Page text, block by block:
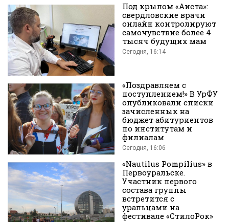
Под крылом «Аиста»:
свердловские врачи
онлайн контролируют
самочувствие более 4
тысяч будущих мам
Сегодня, 16:14
«Поздравляем с
поступлением!» В УрФУ
опубликовали списки
зачисленных на
бюджет абитуриентов
по институтам и
филиалам
Сегодня, 16:06
«Nautilus Pompilius» в
Первоуральске.
Участник первого
состава группы
встретится с
уральцами на
фестивале «СтилоРок»